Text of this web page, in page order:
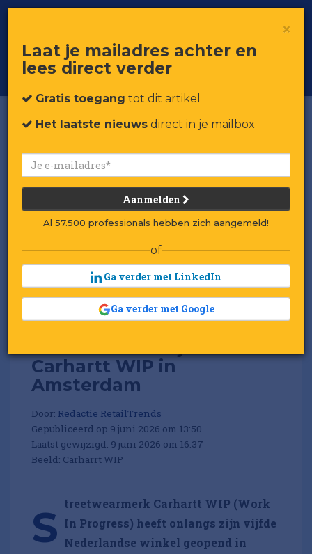
Voor professionals in retail & brands
Toggle
Carhartt WIP in
Amsterdam
Door: Redactie RetailTrends
Gepubliceerd op 9 juni 2026 om 13:50
Laatst gewijzigd: 9 juni 2026 om 16:37
Beeld: Carharrt WIP
S treetwearmerk Carhartt WIP (Work
In Progress) heeft onlangs zijn vijfde
Nederlandse winkel geopend in
×
Laat je mailadres achter en
lees direct verder
Gratis toegang tot dit artikel
Het laatste nieuws direct in je mailbox
Aanmelden
Al 57.500 professionals hebben zich aangemeld!
of
Ga verder met LinkedIn
Ga verder met Google